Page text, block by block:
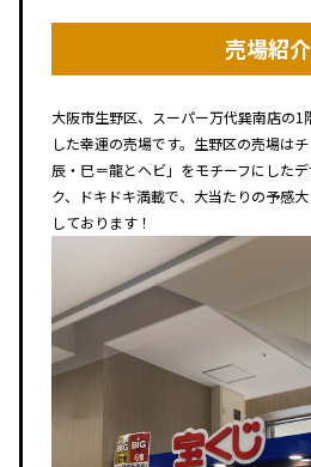
売場紹介
大阪市生野区、スーパー万代巽南店の1
した幸運の売場です。生野区の売場は
辰・巳＝龍とヘビ」をモチーフにした
ク、ドキドキ満載で、大当たりの予感
しております！